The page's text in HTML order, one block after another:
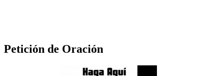
Petición de Oración